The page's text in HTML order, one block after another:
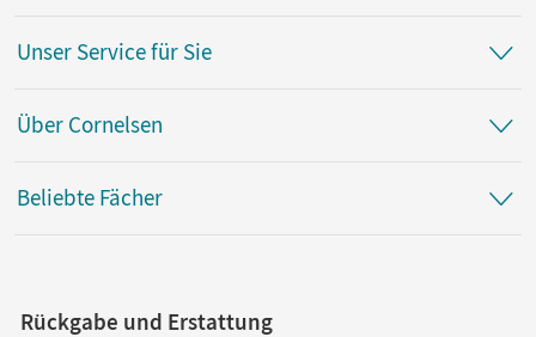
Unser Service für Sie
Über Cornelsen
Beliebte Fächer
Rückgabe und Erstattung